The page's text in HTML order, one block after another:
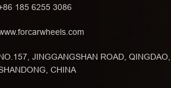
185 6255 3086
JINGGANGSHAN ROAD, QINGDAO,
CHINA